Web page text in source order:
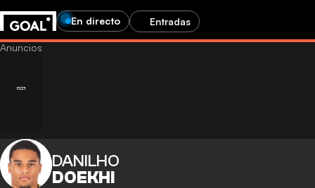
En directo Entradas
DANILHO
DOEKHI